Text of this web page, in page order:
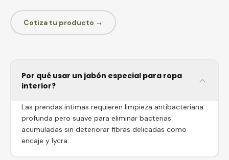
Cotiza tu producto →
Por qué usar un jabón especial para ropa
interior?
Las prendas intimas requieren limpieza antibacteriana
profunda pero suave para eliminar bacterias
acumuladas sin deteriorar fibras delicadas como
encaje y lycra.